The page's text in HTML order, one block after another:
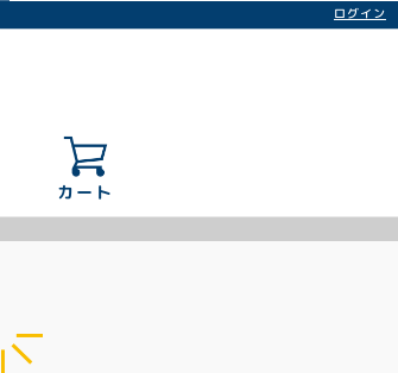
カート
ログイン